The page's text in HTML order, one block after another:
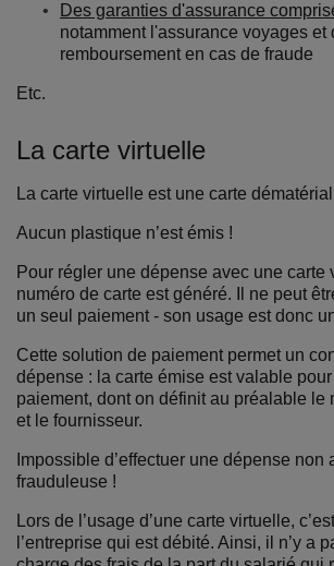
Des garanties d'assurance
notamment l'assurance voyages et
remboursement en cas de fraude
Etc.
La carte virtuelle
La carte virtuelle est une carte
Aucun plastique n’est émis !
Pour régler une dépense avec une carte
numéro de carte est généré. Il ne peut
un seul paiement - son usage est donc
Cette solution de paiement permet un
dépense : la carte émise est valable pour
paiement, dont on définit au préalable le
et le fournisseur.
Impossible d’effectuer une dépense non
frauduleuse !
Lors de l’usage d’une carte virtuelle,
l’entreprise qui est débité. Ainsi, il n’y a